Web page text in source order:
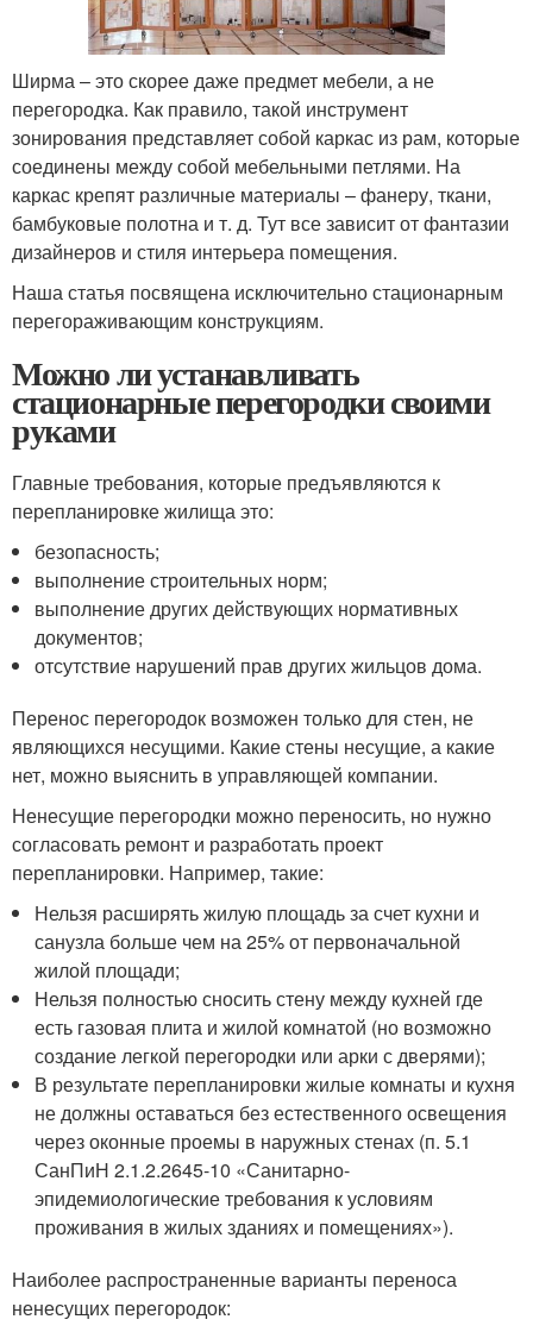
Ширма – это скорее даже предмет мебели, а не
перегородка. Как правило, такой инструмент
зонирования представляет собой каркас из рам, которые
соединены между собой мебельными петлями. На
каркас крепят различные материалы – фанеру, ткани,
бамбуковые полотна и т. д. Тут все зависит от фантазии
дизайнеров и стиля интерьера помещения.
Наша статья посвящена исключительно стационарным
перегораживающим конструкциям.
Можно ли устанавливать
стационарные перегородки своими
руками
Главные требования, которые предъявляются к
перепланировке жилища это:
безопасность;
выполнение строительных норм;
выполнение других действующих нормативных
документов;
отсутствие нарушений прав других жильцов дома.
Перенос перегородок возможен только для стен, не
являющихся несущими. Какие стены несущие, а какие
нет, можно выяснить в управляющей компании.
Ненесущие перегородки можно переносить, но нужно
согласовать ремонт и разработать проект
перепланировки. Например, такие:
Нельзя расширять жилую площадь за счет кухни и
санузла больше чем на 25% от первоначальной
жилой площади;
Нельзя полностью сносить стену между кухней где
есть газовая плита и жилой комнатой (но возможно
создание легкой перегородки или арки с дверями);
В результате перепланировки жилые комнаты и кухня
не должны оставаться без естественного освещения
через оконные проемы в наружных стенах (п. 5.1
СанПиН 2.1.2.2645-10 «Санитарно-
эпидемиологические требования к условиям
проживания в жилых зданиях и помещениях»).
Наиболее распространенные варианты переноса
ненесущих перегородок: